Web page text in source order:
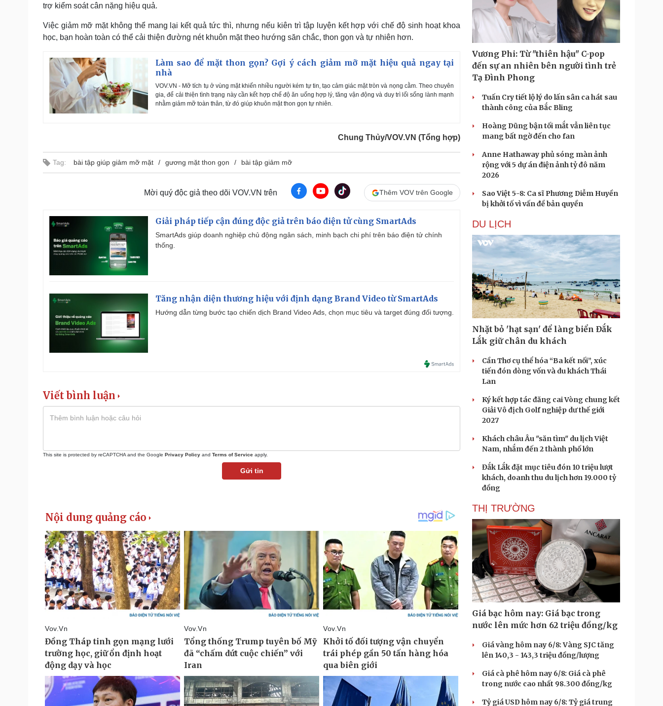
trợ kiểm soát cân nặng hiệu quả.
Việc giảm mỡ mặt không thể mang lại kết quả tức thì, nhưng nếu kiên trì tập luyện kết hợp với chế độ sinh hoạt khoa
học, bạn hoàn toàn có thể cải thiện đường nét khuôn mặt theo hướng săn chắc, thon gọn và tự nhiên hơn.
Làm sao để mặt thon gọn? Gợi ý cách giảm mỡ mặt hiệu quả ngay tại
nhà
VOV.VN - Mỡ tích tụ ở vùng mặt khiến nhiều người kém tự tin, tạo cảm giác mặt tròn và nọng cằm. Theo chuyên
gia, để cải thiện tình trạng này cần kết hợp chế độ ăn uống hợp lý, tăng vận động và duy trì lối sống lành mạnh
nhằm giảm mỡ toàn thân, từ đó giúp khuôn mặt thon gọn tự nhiên.
Chung Thủy/VOV.VN (Tổng hợp)
Tag: bài tập giúp giảm mỡ mặt gương mặt thon gọn bài tập giảm mỡ
Mời quý độc giả theo dõi VOV.VN trên Thêm VOV trên Google
Giải pháp tiếp cận đúng độc giả trên báo điện tử cùng SmartAds
SmartAds giúp doanh nghiệp chủ động ngân sách, minh bạch chi phí trên báo điện tử chính
thống.
Tăng nhận diện thương hiệu với định dạng Brand Video từ SmartAds
Hướng dẫn từng bước tạo chiến dịch Brand Video Ads, chọn mục tiêu và target đúng đối tượng.
Viết bình luận
This site is protected by reCAPTCHA and the Google Privacy Policy and Terms of Service apply.
Gửi tin
Vương Phi: Từ "thiên hậu" C-pop
đến sự an nhiên bên người tình trẻ
Tạ Đình Phong
Tuấn Cry tiết lộ lý do lấn sân ca hát sau
thành công của Bắc Bling
Hoàng Dũng bận tối mắt vẫn liên tục
mang bất ngờ đến cho fan
Anne Hathaway phủ sóng màn ảnh
rộng với 5 dự án điện ảnh tỷ đô năm
2026
Sao Việt 5-8: Ca sĩ Phương Diễm Huyền
bị khởi tố vì vấn đề bản quyền
DU LỊCH
Nhặt bỏ 'hạt sạn' để làng biển Đắk
Lắk giữ chân du khách
Cần Thơ cụ thể hóa “Ba kết nối”, xúc
tiến đón dòng vốn và du khách Thái
Lan
Ký kết hợp tác đăng cai Vòng chung kết
Giải Vô địch Golf nghiệp dư thế giới
2027
Khách châu Âu "săn tìm" du lịch Việt
Nam, nhắm đến 2 thành phố lớn
Đắk Lắk đặt mục tiêu đón 10 triệu lượt
khách, doanh thu du lịch hơn 19.000 tỷ
đồng
THỊ TRƯỜNG
Giá bạc hôm nay: Giá bạc trong
nước lên mức hơn 62 triệu đồng/kg
Giá vàng hôm nay 6/8: Vàng SJC tăng
lên 140,3 - 143,3 triệu đồng/lượng
Giá cà phê hôm nay 6/8: Giá cà phê
trong nước cao nhất 98.300 đồng/kg
Tỷ giá USD hôm nay 6/8: Tỷ giá trung